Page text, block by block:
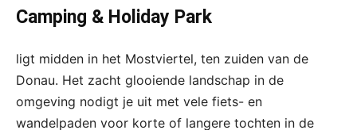
Camping & Holiday Park
ligt midden in het Mostviertel, ten zuiden van de
Donau. Het zacht glooiende landschap in de
omgeving nodigt je uit met vele fiets- en
wandelpaden voor korte of langere tochten in de